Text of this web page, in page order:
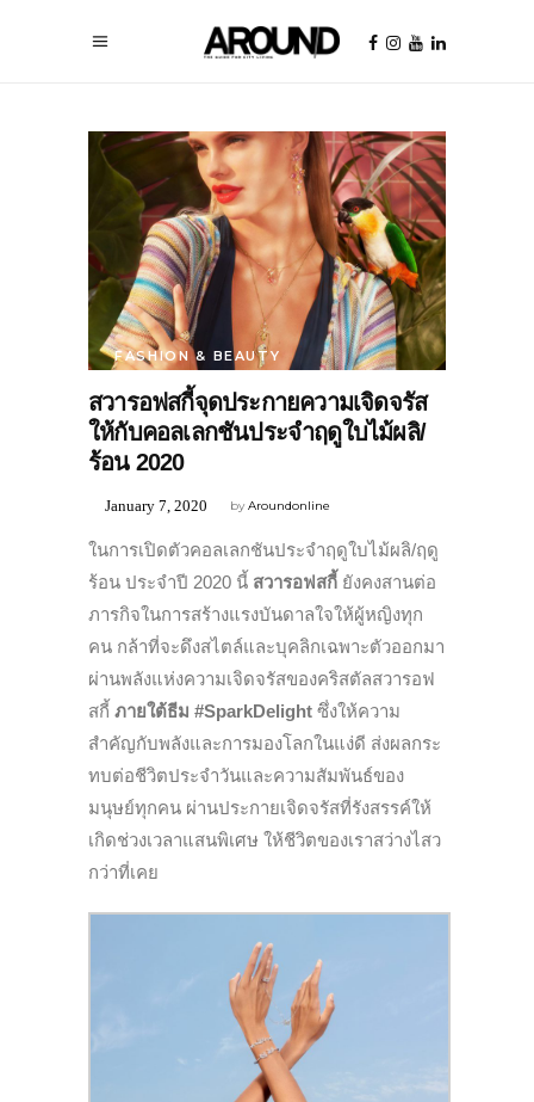
FASHION & BEAUTY
สวารอฟสกี้จุดประกายความเจิดจรัส
ให้กับคอลเลกชันประจำฤดูใบไม้ผลิ/
ร้อน 2020
byAroundonline
January 7, 2020
ในการเปิดตัวคอลเลกชันประจำฤดูใบไม้ผลิ/ฤดู
ร้อน ประจำปี 2020 นี้ สวารอฟสกี้ ยังคงสานต่อ
ภารกิจในการสร้างแรงบันดาลใจให้ผู้หญิงทุก
คน กล้าที่จะดึงสไตล์และบุคลิกเฉพาะตัวออกมา
ผ่านพลังแห่งความเจิดจรัสของคริสตัลสวารอฟ
สกี้ ภายใต้ธีม #SparkDelight ซึ่งให้ความ
สำคัญกับพลังและการมองโลกในแง่ดี ส่งผลกระ
ทบต่อชีวิตประจำวันและความสัมพันธ์ของ
มนุษย์ทุกคน ผ่านประกายเจิดจรัสที่รังสรรค์ให้
เกิดช่วงเวลาแสนพิเศษ ให้ชีวิตของเราสว่างไสว
กว่าที่เคย